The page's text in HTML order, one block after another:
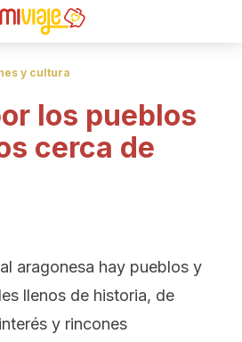
y cultura
los pueblos
cerca de
aragonesa hay pueblos y
llenos de historia, de
y rincones